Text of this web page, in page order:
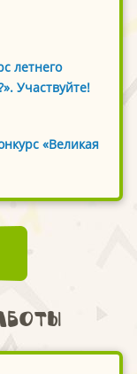
летнего
Участвуйте!
«Великая